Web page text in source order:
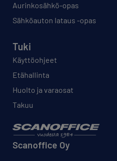
Aurinkosähkö-opas
Sähköauton lataus -opas
Tuki
Käyttöohjeet
Etähallinta
Huolto ja varaosat
Takuu
Scanoffice Oy